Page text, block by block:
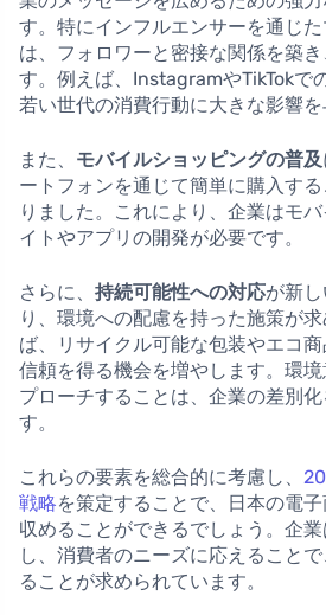
す。特にインフルエンサーを通じ
は、フォロワーと密接な関係を築
す。例えば、InstagramやTikTokで
若い世代の消費行動に大きな影響を
また、 モバイルショッピングの普及
ートフォンを通じて簡単に購入す
りました。これにより、企業はモ
イトやアプリの開発が必要です。
さらに、 持続可能性への対応が新
り、環境への配慮を持った施策が
ば、リサイクル可能な包装やエコ
信頼を得る機会を増やします。環
プローチすることは、企業の差別
す。
これらの要素を総合的に考慮し、
戦略を策定することで、日本の電
収めることができるでしょう。企
し、消費者のニーズに応えること
ることが求められています。